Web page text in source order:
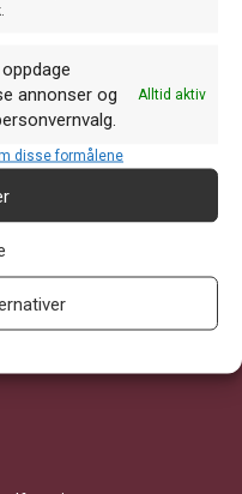
annonser og
Alltid aktiv
disse formålene
med utstillingsundulater? →